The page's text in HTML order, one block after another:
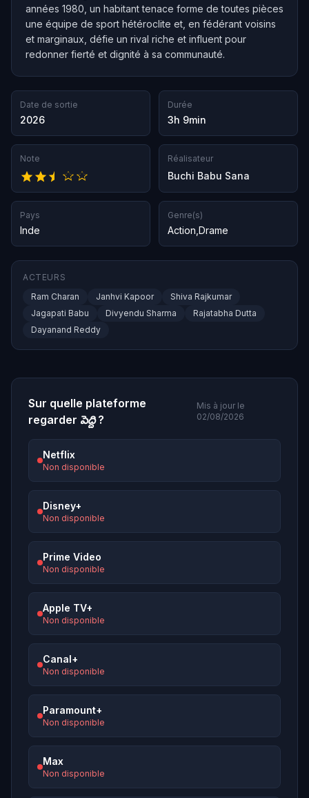
années 1980, un habitant tenace forme de toutes pièces
une équipe de sport hétéroclite et, en fédérant voisins
et marginaux, défie un rival riche et influent pour
redonner fierté et dignité à sa communauté.
Date de sortie
2026
Durée
3h 9min
Note Réalisateur
Buchi Babu Sana
Pays
Inde
Genre(s)
Action Drame
ACTEURS
Ram Charan
Janhvi Kapoor
Shiva Rajkumar
Jagapati Babu
Divyendu Sharma
Rajatabha Dutta
Dayanand Reddy
Sur quelle plateforme
regarder పెద్ది?
Mis à jour le
02/08/2026
Netflix
Non disponible
Disney+
Non disponible
Prime Video
Non disponible
Apple TV+
Non disponible
Canal+
Non disponible
Paramount+
Non disponible
Max
Non disponible